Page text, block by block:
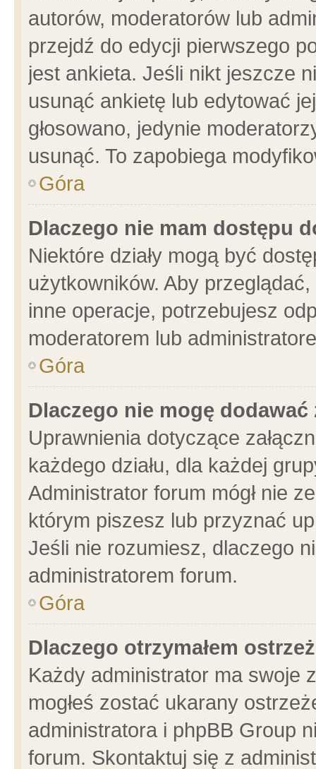
autorów, moderatorów lub
przejdź do edycji pierwszego
jest ankieta. Jeśli nikt jeszcze
usunąć ankietę lub edytować
głosowano, jedynie
usunąć. To zapobiega
Góra
Dlaczego nie mam dostępu
Niektóre działy mogą być
użytkowników. Aby
inne operacje, potrzebujesz
moderatorem lub
Góra
Dlaczego nie mogę dodawać
Uprawnienia dotyczące
każdego działu, dla każdej
Administrator forum mógł nie
którym piszesz lub przyznać
Jeśli nie rozumiesz, dlaczego
administratorem forum.
Góra
Dlaczego otrzymałem
Każdy administrator ma swoje
mogłeś zostać ukarany
administratora i phpBB Group
forum. Skontaktuj się z